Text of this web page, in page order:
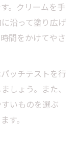
。クリームを手
沿って塗り広げ
間をかけてやさ
ッチテストを行
しょう。また、
いものを選ぶ
す。